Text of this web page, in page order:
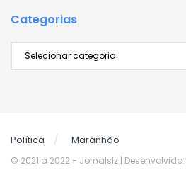
Categorias
Política Maranhão
© 2021 a 2022 - Jornalslz | Desenvolvido: